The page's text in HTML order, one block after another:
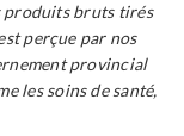
produits bruts tirés
perçue par nos
provincial
les soins de santé,